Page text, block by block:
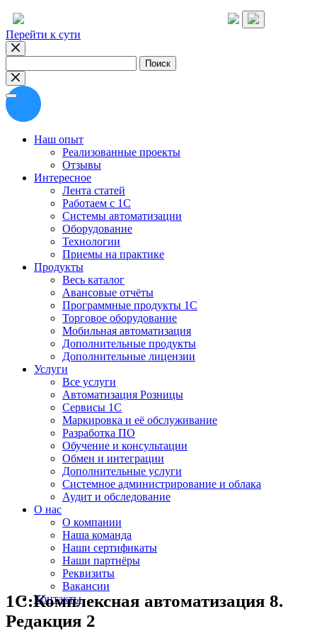
Перейти к сути
Наш опыт
Реализованные проекты
Отзывы
Интересное
Лента статей
Работаем с 1С
Системы автоматизации
Оборудование
Технологии
Приемы на практике
Продукты
Весь каталог
Авансовые отчёты
Программные продукты 1С
Торговое оборудование
Мобильная автоматизация
Дополнительные продукты
Дополнительные лицензии
Услуги
Все услуги
Автоматизация Розницы
Сервисы 1С
Маркировка и её обслуживание
Разработка ПО
Обучение и консультации
Обмен и интеграции
Дополнительные услуги
Системное администрирование и облака
Аудит и обследование
О нас
О компании
Наша команда
Наши сертификаты
Наши партнёры
Реквизиты
Вакансии
Контакты
1С:Комплексная автоматизация 8.
Редакция 2